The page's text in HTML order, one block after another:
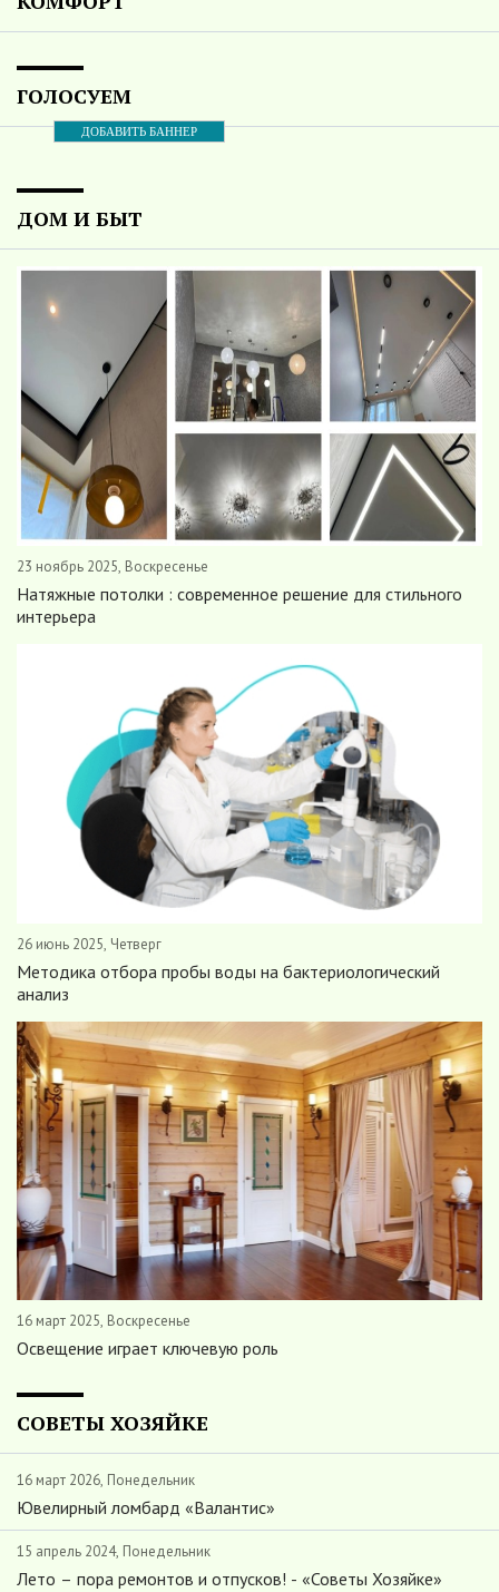
ГОЛОСУЕМ
ДОБАВИТЬ БАННЕР
ДОМ И БЫТ
23 ноябрь 2025, Воскресенье
Натяжные потолки : современное решение для стильного
интерьера
26 июнь 2025, Четверг
Методика отбора пробы воды на бактериологический
анализ
16 март 2025, Воскресенье
Освещение играет ключевую роль
СОВЕТЫ ХОЗЯЙКЕ
16 март 2026, Понедельник
Ювелирный ломбард «Валантис»
15 апрель 2024, Понедельник
Лето – пора ремонтов и отпусков! - «Советы Хозяйке»